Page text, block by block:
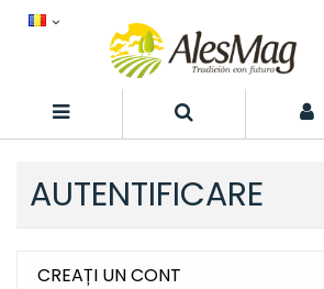
AUTENTIFICARE
CREAȚI UN CONT